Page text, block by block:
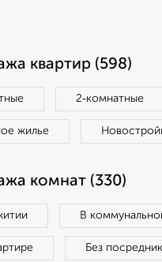
квартир (598)
2‑комнатные
жилье
комнат (330)
В
Без